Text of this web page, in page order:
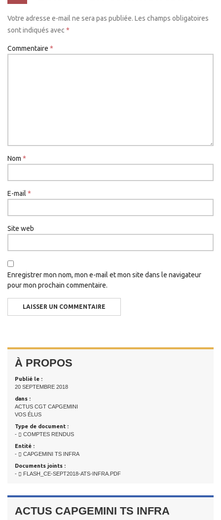
Votre adresse e-mail ne sera pas publiée. Les champs obligatoires
sont indiqués avec *
Commentaire *
Nom *
E-mail *
Site web
Enregistrer mon nom, mon e-mail et mon site dans le navigateur
pour mon prochain commentaire.
À PROPOS
Publié le :
20 SEPTEMBRE 2018
dans :
ACTUS CGT CAPGEMINI
VOS ÉLUS
Type de document :
-
COMPTES RENDUS
Entité :
-
CAPGEMINI TS INFRA
Documents joints :
-
FLASH_CE-SEPT2018-ATS-INFRA.PDF
ACTUS CAPGEMINI TS INFRA